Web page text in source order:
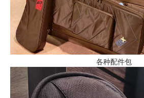
各种配件包